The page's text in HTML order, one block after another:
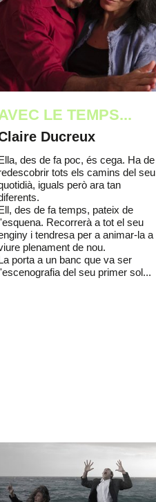
LE TEMPS...
Ducreux
des de fa poc, és cega. Ha de
tots els camins del seu
iguals però ara tan
des de fa temps, pateix de
Recorrerà a tot el seu
i tendresa per a animar-la a
plenament de nou.
porta a un banc que va ser
del seu primer sol...